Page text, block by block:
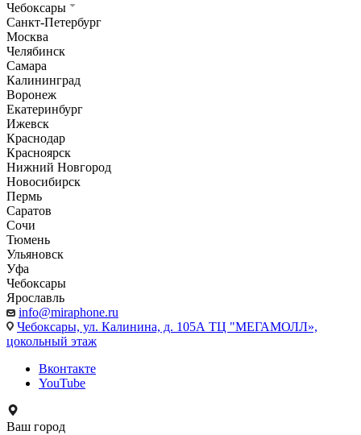
Чебоксары
Санкт-Петербург
Москва
Челябинск
Самара
Калининград
Воронеж
Екатеринбург
Ижевск
Краснодар
Красноярск
Нижний Новгород
Новосибирск
Пермь
Саратов
Сочи
Тюмень
Ульяновск
Уфа
Чебоксары
Ярославль
info@miraphone.ru
Чебоксары, ул. Калинина, д. 105А ТЦ "МЕГАМОЛЛ»,
цокольный этаж
Вконтакте
YouTube
Ваш город